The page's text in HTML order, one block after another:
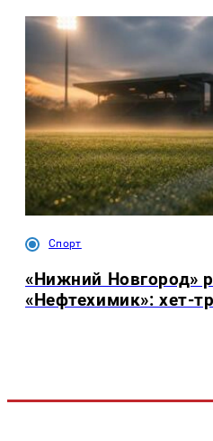
Спорт
«Нижний Новгород»
«Нефтехимик»: хет-